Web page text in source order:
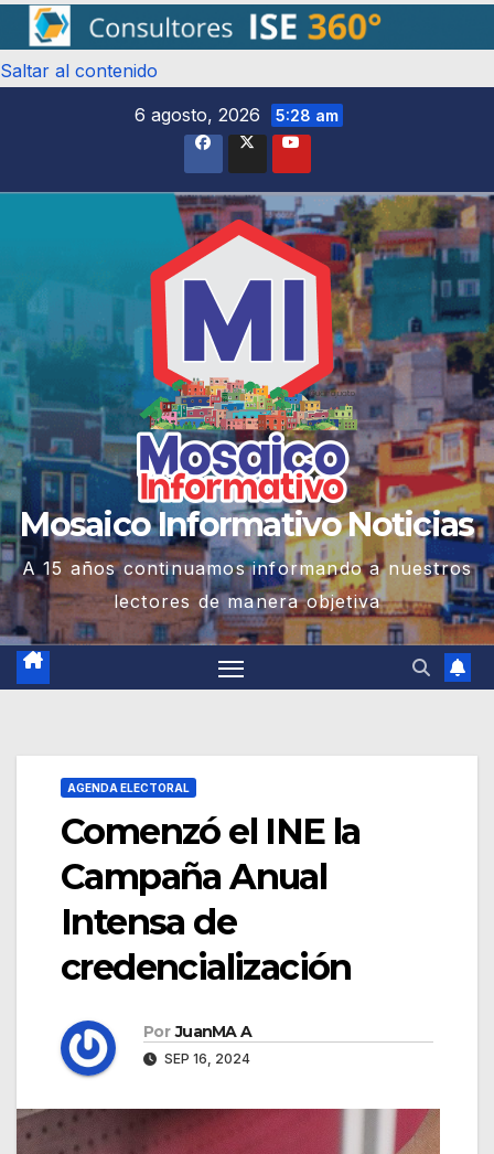
Saltar al contenido
6 agosto, 2026
5:28 am
Mosaico Informativo Noticias
A 15 años continuamos informando a nuestros
lectores de manera objetiva
AGENDA ELECTORAL
Comenzó el INE la
Campaña Anual
Intensa de
credencialización
Por JuanMA A
SEP 16, 2024